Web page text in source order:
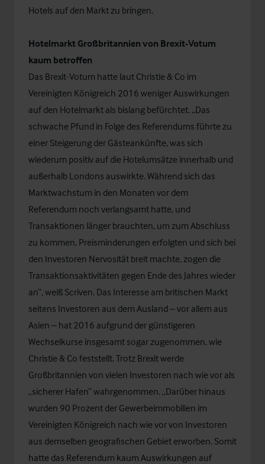
Hotels auf den Markt zu bringen.
Hotelmarkt Großbritannien von Brexit-Votum
kaum betroffen
Das Brexit-Votum hatte laut Christie & Co im
Vereinigten Königreich 2016 weniger Auswirkungen
auf den Hotelmarkt als bislang befürchtet. „Das
schwache Pfund in Folge des Referendums führte zu
einer Steigerung der Gästeankünfte, was sich
wiederum positiv auf die Hotelumsätze innerhalb und
außerhalb Londons auswirkte. Während sich das
Marktwachstum in den Monaten vor dem
Referendum noch verlangsamt hatte, und
Transaktionen länger brauchten, um zum Abschluss
zu kommen, Preisminderungen erfolgten und sich bei
den Investoren Nervosität breit machte, zogen die
Transaktionsaktivitäten gegen Ende des Jahres wieder
an“, weiß Scriven. Das Interesse am britischen Markt
seitens Investoren aus dem Ausland – vor allem aus
Asien – hat 2016 aufgrund der günstigeren
Wechselkurse insgesamt sogar zugenommen, wie
Christie & Co feststellt. Trotz Brexit werde
Großbritannien von vielen Investoren nach wie vor als
„sicherer Hafen“ wahrgenommen. „Darüber hinaus
wurden 90 Prozent der Gewerbeimmobilien im
Vereinigten Königreich nach wie vor von Investoren
aus demselben geografischen Gebiet erworben. Somit
hatte das Referendum kaum Auswirkungen auf